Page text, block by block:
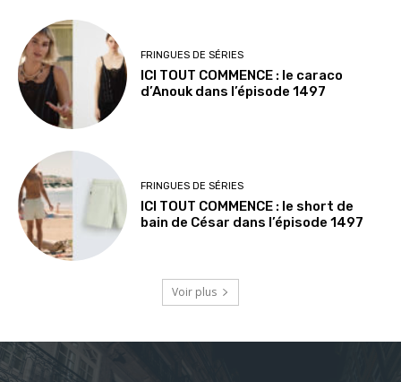
FRINGUES DE SÉRIES
ICI TOUT COMMENCE : le caraco
d’Anouk dans l’épisode 1497
FRINGUES DE SÉRIES
ICI TOUT COMMENCE : le short de
bain de César dans l’épisode 1497
Voir plus